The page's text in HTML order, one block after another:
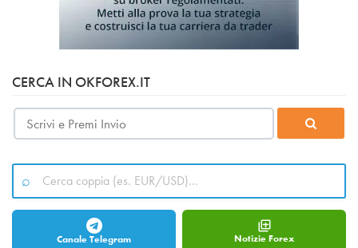
CERCA IN OKFOREX.IT
Canale Telegram Notizie Forex